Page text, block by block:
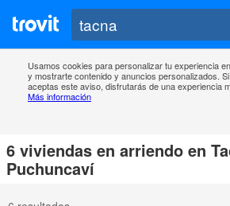
Usamos cookies para personalizar tu experiencia
y mostrarte contenido y anuncios personalizados.
aceptas este aviso, disfrutarás de una experiencia
Más información
6 viviendas en arriendo en
Puchuncaví